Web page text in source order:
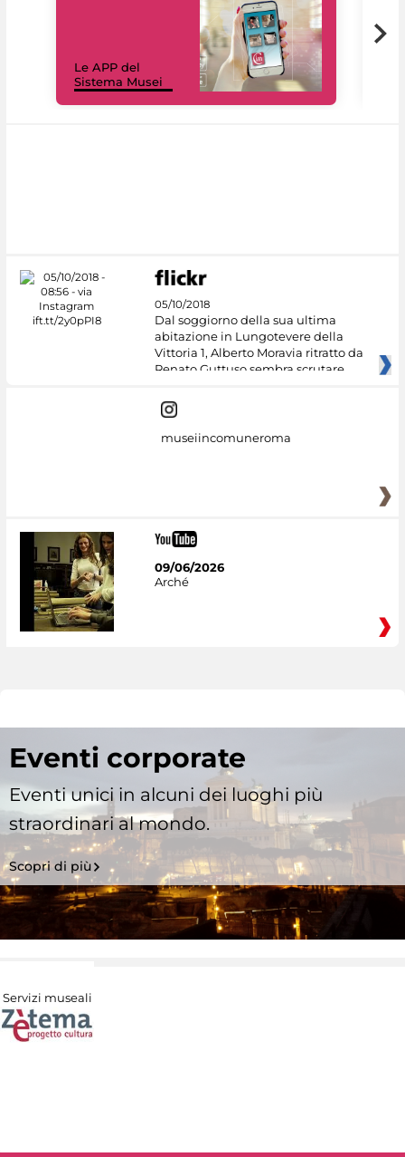
Le APP del
Sistema Musei
05/10/2018
Dal soggiorno della sua ultima
abitazione in Lungotevere della
Vittoria 1, Alberto Moravia ritratto da
Renato Guttuso sembra scrutare
museiincomuneroma
09/06/2026
Arché
Eventi corporate
Eventi unici in alcuni dei luoghi più
straordinari al mondo.
Scopri di più
Servizi museali